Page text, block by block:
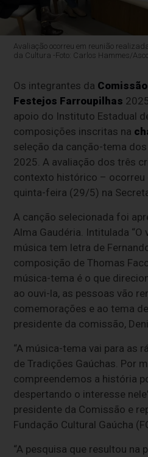
Avaliação ocorreu em reunião
da Cultura -Foto: Carlos Hammes/
Os integrantes da
Festejos Farroupilhas
apoio do Instituto Estadual
composições inscritas na
seleção da canção-tema
2025. A avaliação dos três
contexto histórico – ocorreu
quinta-feira (29/5) na
A canção selecionada foi
Alma Gaudéria. Intitulada “O
música tem letra de
composição de Thomas
música-tema é o que
ao ouvi-la, as pessoas vão
comemorações e ao tema
presidente da comissão,
“A música-tema vai para as
de Tradições Gaúchas. Por
compreendemos a história
despertando o interesse
presidente da Comissão e
Fundação Cultural Gaúcha
“A pesquisa que resultou na